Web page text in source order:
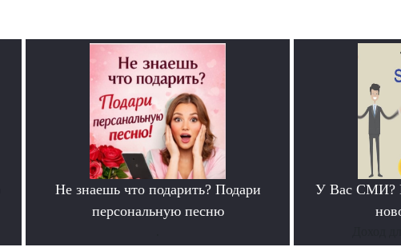
Не знаешь что подарить? Подари
персональную песню
У Вас СМИ?